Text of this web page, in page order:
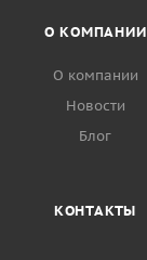
О КОМПАНИИ
О компании
Новости
Блог
КОНТАКТЫ